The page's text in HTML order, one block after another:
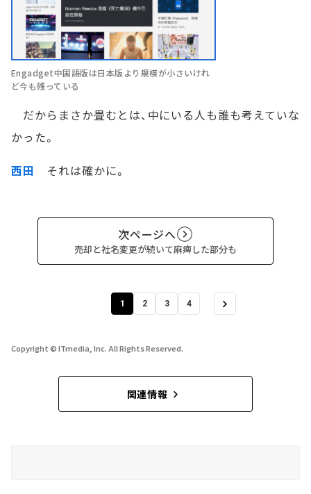
Engadget中国語版は日本版より規模が小さいけれ
ど今も残っている
だからまさか畳むとは、中にいる人も誰も考えていな
かった。
西田 それは確かに。
次ページへ
売却と社名変更が続いて麻痺した部分も
1 2 3 4
Copyright © ITmedia, Inc. All Rights Reserved.
関連情報